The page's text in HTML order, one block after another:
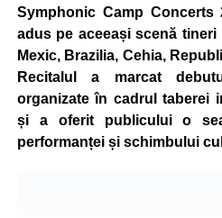
concurenți vor fi recompensați
oferite de partenerii
Înaintea zilei de concurs,
vor putea înscrie direct la
Oficial de Înscrieri și
funcționa după următorul
Symphonic Camp Concerts
adus pe aceeași scenă
Mexic, Brazilia, Cehia,
Recitalul a marcat
organizate în cadrul taberei
și a oferit publicului o
performanței și schimbului